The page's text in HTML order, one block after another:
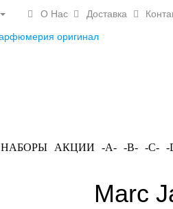
О Нас Доставка
НАБОРЫ АКЦИИ -A- -B- -C- -
Marc